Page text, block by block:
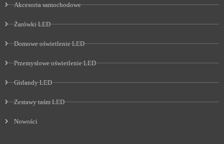
Akcesoria samochodowe
Żarówki LED
Domowe oświetlenie LED
Przemysłowe oświetlenie LED
Girlandy LED
Zestawy taśm LED
Nowości